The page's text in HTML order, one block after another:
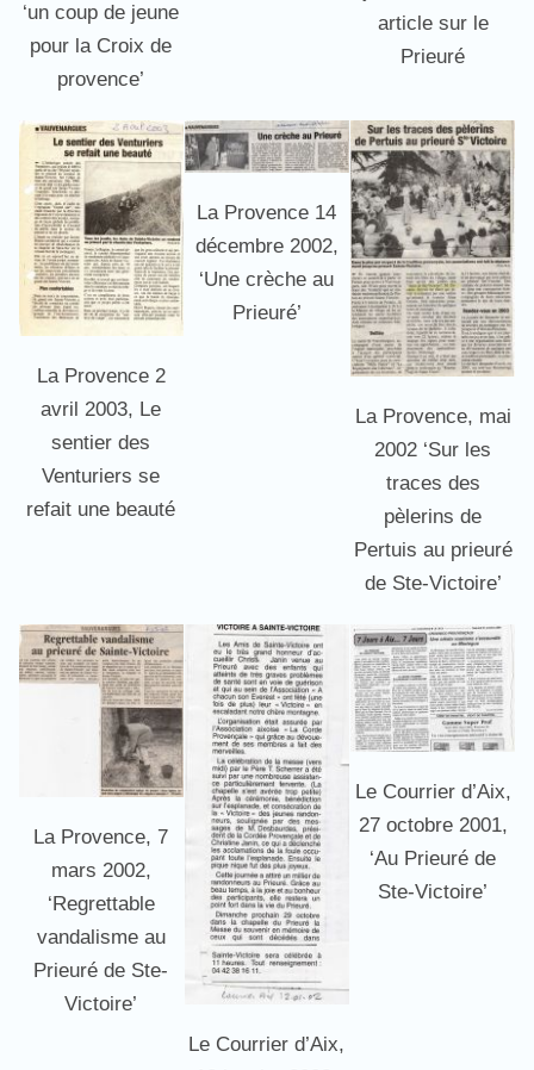
‘un coup de jeune
pour la Croix de
provence’
article sur le
Prieuré
La Provence 2
avril 2003, Le
sentier des
Venturiers se
refait une beauté
La Provence 14
décembre 2002,
‘Une crèche au
Prieuré’
La Provence, mai
2002 ‘Sur les
traces des
pèlerins de
Pertuis au prieuré
de Ste-Victoire’
La Provence, 7
mars 2002,
‘Regrettable
vandalisme au
Prieuré de Ste-
Victoire’
Le Courrier d’Aix,
Le Courrier d’Aix,
27 octobre 2001,
‘Au Prieuré de
Ste-Victoire’